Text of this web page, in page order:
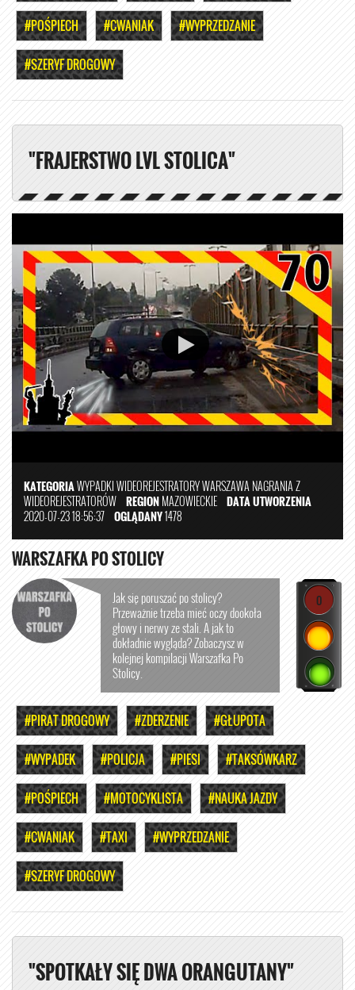
#POŚPIECH #CWANIAK #WYPRZEDZANIE
#SZERYF DROGOWY
"FRAJERSTWO LVL STOLICA"
KATEGORIAWYPADKIWIDEOREJESTRATORYWARSZAWA NAGRANIA Z
WIDEOREJESTRATORÓW REGIONMAZOWIECKIE DATA UTWORZENIA
2020-07-23 18:56:37 OGLĄDANY1478
WARSZAFKA PO STOLICY
Jak się poruszać po stolicy?
Przeważnie trzeba mieć oczy dookoła
głowy i nerwy ze stali. A jak to
dokładnie wygląda? Zobaczysz w
kolejnej kompilacji Warszafka Po
Stolicy.
0
#PIRAT DROGOWY #ZDERZENIE #GŁUPOTA
#WYPADEK #POLICJA #PIESI #TAKSÓWKARZ
#POŚPIECH #MOTOCYKLISTA #NAUKA JAZDY
#CWANIAK #TAXI #WYPRZEDZANIE
#SZERYF DROGOWY
"SPOTKAŁY SIĘ DWA ORANGUTANY"